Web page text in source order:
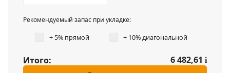
Рекомендуемый запас при укладке:
+ 5% прямой + 10% диагональной
Итого: 6 482,61 i